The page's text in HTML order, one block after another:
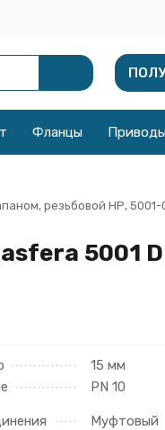
Фланцы
резьбовой НР, 5001-
5001
15 мм
PN 10
Муфтовый